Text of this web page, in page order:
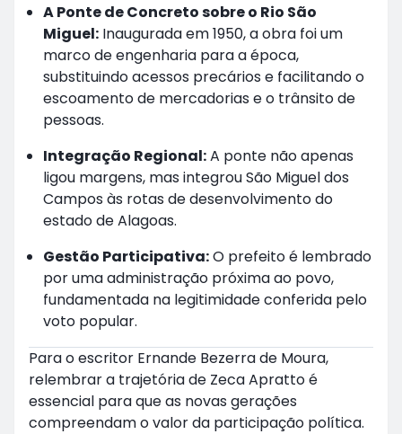
A Ponte de Concreto sobre o Rio São
Miguel: Inaugurada em 1950, a obra foi um
marco de engenharia para a época,
substituindo acessos precários e facilitando o
escoamento de mercadorias e o trânsito de
pessoas.
Integração Regional:A ponte não apenas
ligou margens, mas integrou São Miguel dos
Campos às rotas de desenvolvimento do
estado de Alagoas.
Gestão Participativa:O prefeito é lembrado
por uma administração próxima ao povo,
fundamentada na legitimidade conferida pelo
voto popular.
Para o escritor Ernande Bezerra de Moura,
relembrar a trajetória de Zeca Apratto é
essencial para que as novas gerações
compreendam o valor da participação política.